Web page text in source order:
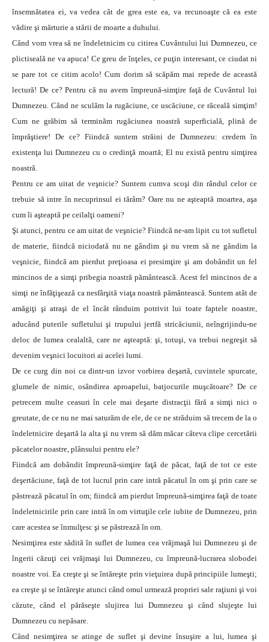
însemnătatea ei, va vedea cât de grea este ea, va recunoaşte că ea este
vădire şi mărturie a stării de moarte a duhului.
Când vom vrea să ne îndeletnicim cu citirea Cuvântului lui Dumnezeu, ce
plictiseală ne va apuca! Ce greu de înţeles, ce puţin interesant, ce ciudat ni
se pare tot ce citim acolo! Cum dorim să scăpăm mai repede de această
lectură! De ce? Pentru că nu avem împreună-simţire faţă de Cuvântul lui
Dumnezeu. Când ne sculăm la rugăciune, ce uscăciune, ce răceală simţim!
Cum ne grăbim să terminăm rugăciunea noastră superficială, plină de
împrăştiere! De ce? Fiindcă suntem străini de Dumnezeu: credem în
existenţa lui Dumnezeu cu o credinţă moartă; El nu există pentru simţirea
noastră.
Pentru ce am uitat de veşnicie? Suntem cumva scoşi din rândul celor ce
trebuie să intre în necuprinsul ei tărâm? Oare nu ne aşteaptă moartea, aşa
cum îi aşteaptă pe ceilalţi oameni?
Şi atunci, pentru ce am uitat de veşnicie? Fiindcă ne-am lipit cu tot sufletul
de materie, fiindcă niciodată nu ne gândim şi nu vrem să ne gândim la
veşnicie, fiindcă am pierdut preţioasa ei presimţire şi am dobândit un fel
mincinos de a simţi pribegia noastră pământească. Acest fel mincinos de a
simţi ne înfăţişează ca nesfârşită viaţa noastră pământească. Suntem atât de
amăgiţi şi atraşi de el încât rânduim potrivit lui toate faptele noastre,
aducând puterile sufletului şi trupului jertfă stricăciunii, neîngrijindu-ne
deloc de lumea cealaltă, care ne aşteaptă: şi, totuşi, va trebui negreşit să
devenim veşnici locuitori ai acelei lumi.
De ce curg din noi ca dintr-un izvor vorbirea deşartă, cuvintele spurcate,
glumele de nimic, osândirea aproapelui, batjocurile muşcătoare? De ce
petrecem multe ceasuri în cele mai deşarte distracţii fără a simţi nici o
greutate, de ce nu ne mai saturăm de ele, de ce ne străduim să trecem de la o
îndeletnicire deşartă la alta şi nu vrem să dăm măcar câteva clipe cercetării
păcatelor noastre, plânsului pentru ele?
Fiindcă am dobândit împreună-simţire faţă de păcat, faţă de tot ce este
deşertăciune, faţă de tot lucrul prin care intră păcatul în om şi prin care se
păstrează păcatul în om; fiindcă am pierdut împreună-simţirea faţă de toate
îndeletnicirile prin care intră în om virtuţile cele iubite de Dumnezeu, prin
care acestea se înmulţesc şi se păstrează în om.
Nesimţirea este sădită în suflet de lumea cea vrăjmaşă lui Dumnezeu şi de
îngerii căzuţi cei vrăjmaşi lui Dumnezeu, cu împreună-lucrarea slobodei
noastre voi. Ea creşte şi se întăreşte prin vieţuirea după principiile lumeşti;
ea creşte şi se întăreşte atunci când omul urmează propriei sale raţiuni şi voi
căzute, când el părăseşte slujirea lui Dumnezeu şi când slujeşte lui
Dumnezeu cu nepăsare.
Când nesimţirea se atinge de suflet şi devine însuşire a lui, lumea şi